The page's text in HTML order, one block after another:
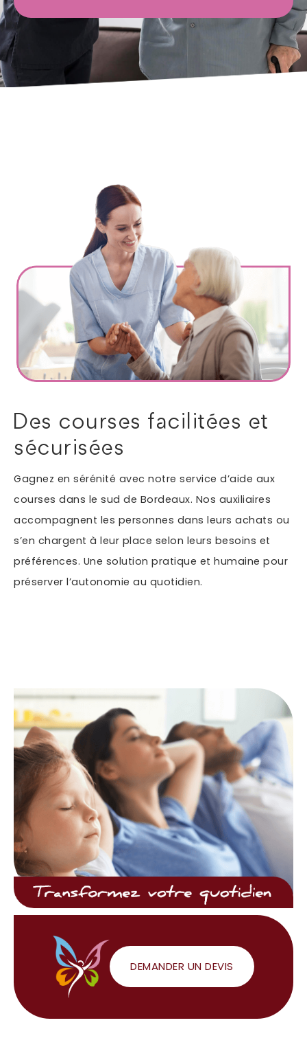
Des courses facilitées et
sécurisées
Gagnez en sérénité avec notre service d’aide aux
courses dans le sud de Bordeaux. Nos auxiliaires
accompagnent les personnes dans leurs achats ou
s’en chargent à leur place selon leurs besoins et
préférences. Une solution pratique et humaine pour
préserver l’autonomie au quotidien.
DEMANDER UN DEVIS
Maintien à domicile
Aide ménagère
Garde d'enfants
Jardinage
Petits travaux de bricolage
Autres services
Informations supplémentaires du besoin
En soumettant ce formulaire, j'accepte que les
informations saisies soient exploitées dans le cadre
de ma demande.*